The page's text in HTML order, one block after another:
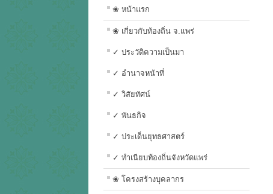
❀ หน้าแรก
❀ เกี่ยวกับท้องถิ่น จ.แพร่
✓ ประวัติความเป็นมา
✓ อำนาจหน้าที่
✓ วิสัยทัศน์
✓ พันธกิจ
✓ ประเด็นยุทธศาสตร์
✓ ทำเนียบท้องถิ่นจังหวัดแพร่
❀ โครงสร้างบุคลากร